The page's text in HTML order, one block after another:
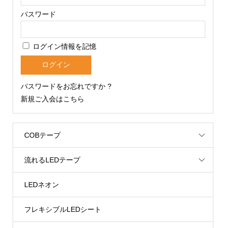
パスワード
ログイン情報を記憶
パスワードをお忘れですか ?
新規ご入会はこちら
COBテープ
流れるLEDテープ
LEDネオン
フレキシブルLEDシート